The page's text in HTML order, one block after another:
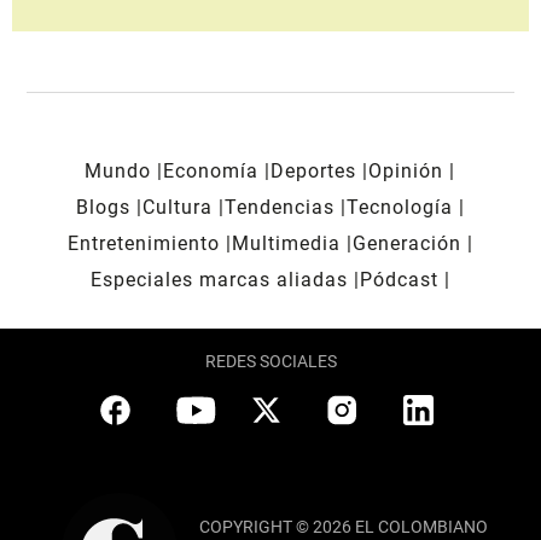
Mundo Economía Deportes
Opinión
Blogs
Cultura Tendencias Tecnología
Entretenimiento
Multimedia
Generación
Especiales marcas aliadas
Pódcast
REDES SOCIALES
COPYRIGHT © 2026 EL COLOMBIANO